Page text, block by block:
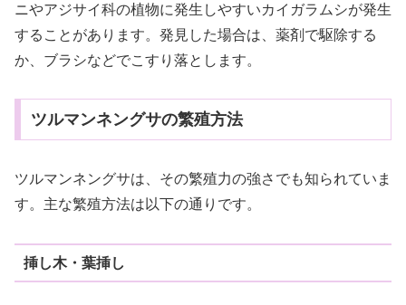
ニやアジサイ科の植物に発生しやすいカイガラムシが発生
することがあります。発見した場合は、薬剤で駆除する
か、ブラシなどでこすり落とします。
ツルマンネングサの繁殖方法
ツルマンネングサは、その繁殖力の強さでも知られていま
す。主な繁殖方法は以下の通りです。
挿し木・葉挿し